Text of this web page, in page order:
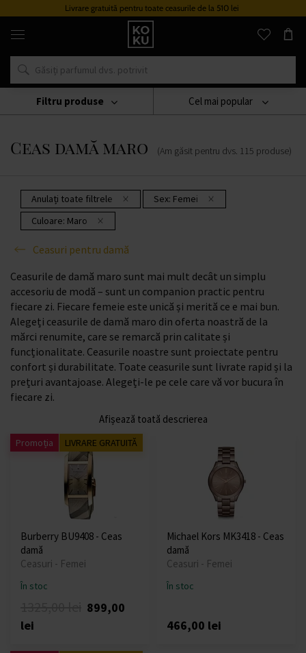
Livrare gratuită pentru toate ceasurile de la 510 lei
Parfumuri
ceasuri
originale
într-
singur
loc
Ceasuri Ceasuri Pentru Damă Ceas Damă Maro
Ceas damă maro (Am găsit pentru dvs. 115 produse)
Cel mai popular
Anulați toate filtrele Sex: Femei
Culoare: Maro
Ceasuri pentru damă
Filtru produse
Ceasurile de damă maro sunt mai mult decât un simplu
accesoriu de modă – sunt un companion practic pentru
fiecare zi. Fiecare femeie este unică și merită ce e mai bun.
Alegeți ceasurile de damă maro din oferta noastră de la
mărci renumite, care se remarcă prin calitate și
funcționalitate. Ceasurile noastre sunt proiectate pentru
confort și durabilitate. Toate ceasurile sunt livrate rapid și la
prețuri avantajoase. Alegeți-le pe cele care vă vor bucura în
fiecare zi.
Afișează toată descrierea
Promoția LIVRARE GRATUITĂ
Burberry BU9408 - Ceas
damă
Ceasuri - Femei
În stoc
899,00
lei
Michael Kors MK3418 - Ceas
damă
Ceasuri - Femei
În stoc
466,00 lei